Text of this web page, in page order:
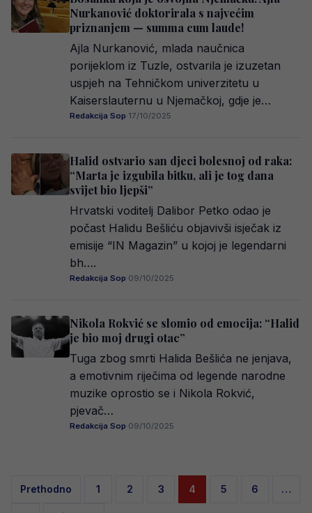
Nurkanović doktorirala s najvećim
priznanjem — summa cum laude!
Ajla Nurkanović, mlada naučnica
porijeklom iz Tuzle, ostvarila je izuzetan
uspjeh na Tehničkom univerzitetu u
Kaiserslauternu u Njemačkoj, gdje je…
Redakcija Sop·17/10/2025
Halid ostvario san djeci bolesnoj od raka:
“Marta je izgubila bitku, ali je tog dana
svijet bio ljepši”
Hrvatski voditelj Dalibor Petko odao je
počast Halidu Bešliću objavivši isječak iz
emisije “IN Magazin” u kojoj je legendarni
bh….
Redakcija Sop·09/10/2025
Nikola Rokvić se slomio od emocija: “Halid
je bio moj drugi otac”
Tuga zbog smrti Halida Bešlića ne jenjava,
a emotivnim riječima od legende narodne
muzike oprostio se i Nikola Rokvić,
pjevač…
Redakcija Sop·09/10/2025
Posts
Prethodno 1 2 3 4 5 6 …